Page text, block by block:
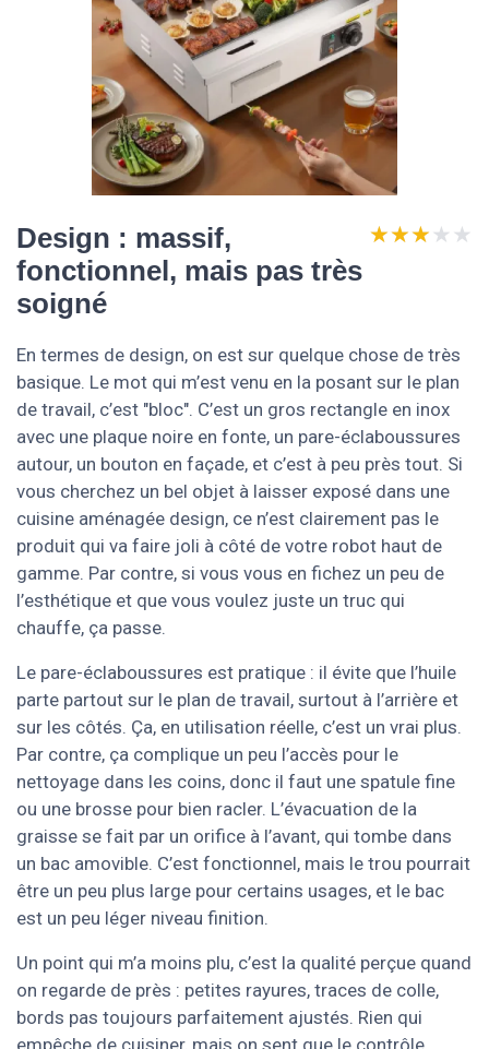
Design : massif,
fonctionnel, mais pas très
soigné
★★★★★
★★★★★
En termes de design, on est sur quelque chose de très
basique. Le mot qui m’est venu en la posant sur le plan
de travail, c’est "bloc". C’est un gros rectangle en inox
avec une plaque noire en fonte, un pare-éclaboussures
autour, un bouton en façade, et c’est à peu près tout. Si
vous cherchez un bel objet à laisser exposé dans une
cuisine aménagée design, ce n’est clairement pas le
produit qui va faire joli à côté de votre robot haut de
gamme. Par contre, si vous vous en fichez un peu de
l’esthétique et que vous voulez juste un truc qui
chauffe, ça passe.
Le pare-éclaboussures est pratique : il évite que l’huile
parte partout sur le plan de travail, surtout à l’arrière et
sur les côtés. Ça, en utilisation réelle, c’est un vrai plus.
Par contre, ça complique un peu l’accès pour le
nettoyage dans les coins, donc il faut une spatule fine
ou une brosse pour bien racler. L’évacuation de la
graisse se fait par un orifice à l’avant, qui tombe dans
un bac amovible. C’est fonctionnel, mais le trou pourrait
être un peu plus large pour certains usages, et le bac
est un peu léger niveau finition.
Un point qui m’a moins plu, c’est la qualité perçue quand
on regarde de près : petites rayures, traces de colle,
bords pas toujours parfaitement ajustés. Rien qui
empêche de cuisiner, mais on sent que le contrôle